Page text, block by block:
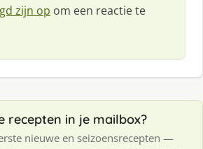
zijn op om een reactie te
recepten in je mailbox?
nieuwe en seizoensrecepten —